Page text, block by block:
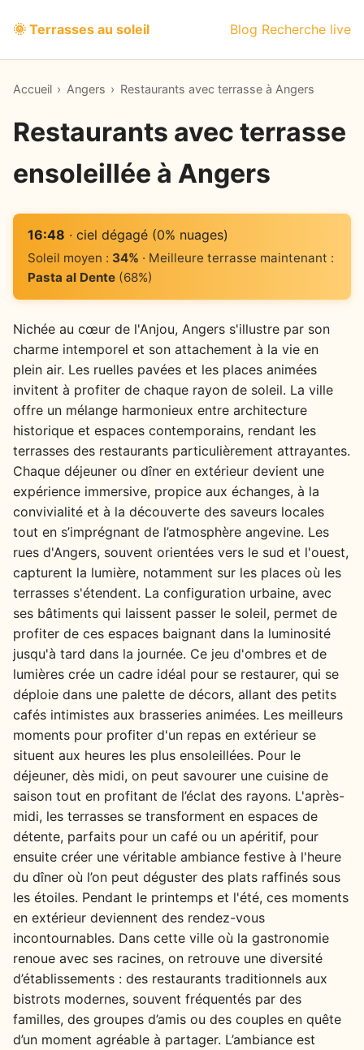
🌞 Terrasses au soleil Blog Recherche live
Accueil › Angers › Restaurants avec terrasse à Angers
Restaurants avec terrasse
ensoleillée à Angers
16:48 · ciel dégagé (0% nuages)
Soleil moyen : 34% · Meilleure terrasse maintenant :
Pasta al Dente(68%)
Nichée au cœur de l'Anjou, Angers s'illustre par son
charme intemporel et son attachement à la vie en
plein air. Les ruelles pavées et les places animées
invitent à profiter de chaque rayon de soleil. La ville
offre un mélange harmonieux entre architecture
historique et espaces contemporains, rendant les
terrasses des restaurants particulièrement attrayantes.
Chaque déjeuner ou dîner en extérieur devient une
expérience immersive, propice aux échanges, à la
convivialité et à la découverte des saveurs locales
tout en s’imprégnant de l’atmosphère angevine. Les
rues d'Angers, souvent orientées vers le sud et l'ouest,
capturent la lumière, notamment sur les places où les
terrasses s'étendent. La configuration urbaine, avec
ses bâtiments qui laissent passer le soleil, permet de
profiter de ces espaces baignant dans la luminosité
jusqu'à tard dans la journée. Ce jeu d'ombres et de
lumières crée un cadre idéal pour se restaurer, qui se
déploie dans une palette de décors, allant des petits
cafés intimistes aux brasseries animées. Les meilleurs
moments pour profiter d'un repas en extérieur se
situent aux heures les plus ensoleillées. Pour le
déjeuner, dès midi, on peut savourer une cuisine de
saison tout en profitant de l’éclat des rayons. L'après-
midi, les terrasses se transforment en espaces de
détente, parfaits pour un café ou un apéritif, pour
ensuite créer une véritable ambiance festive à l'heure
du dîner où l’on peut déguster des plats raffinés sous
les étoiles. Pendant le printemps et l'été, ces moments
en extérieur deviennent des rendez-vous
incontournables. Dans cette ville où la gastronomie
renoue avec ses racines, on retrouve une diversité
d’établissements : des restaurants traditionnels aux
bistrots modernes, souvent fréquentés par des
familles, des groupes d’amis ou des couples en quête
d’un moment agréable à partager. L’ambiance est